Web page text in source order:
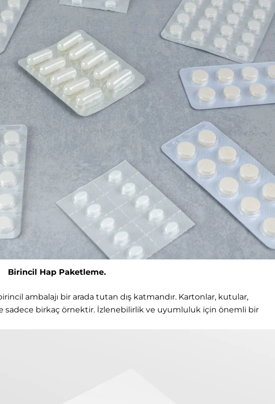
Birincil Hap Paketleme.
ambalajı bir arada tutan dış katmandır. Kartonlar, kutular,
sadece birkaç örnektir. İzlenebilirlik ve uyumluluk için önemli bir